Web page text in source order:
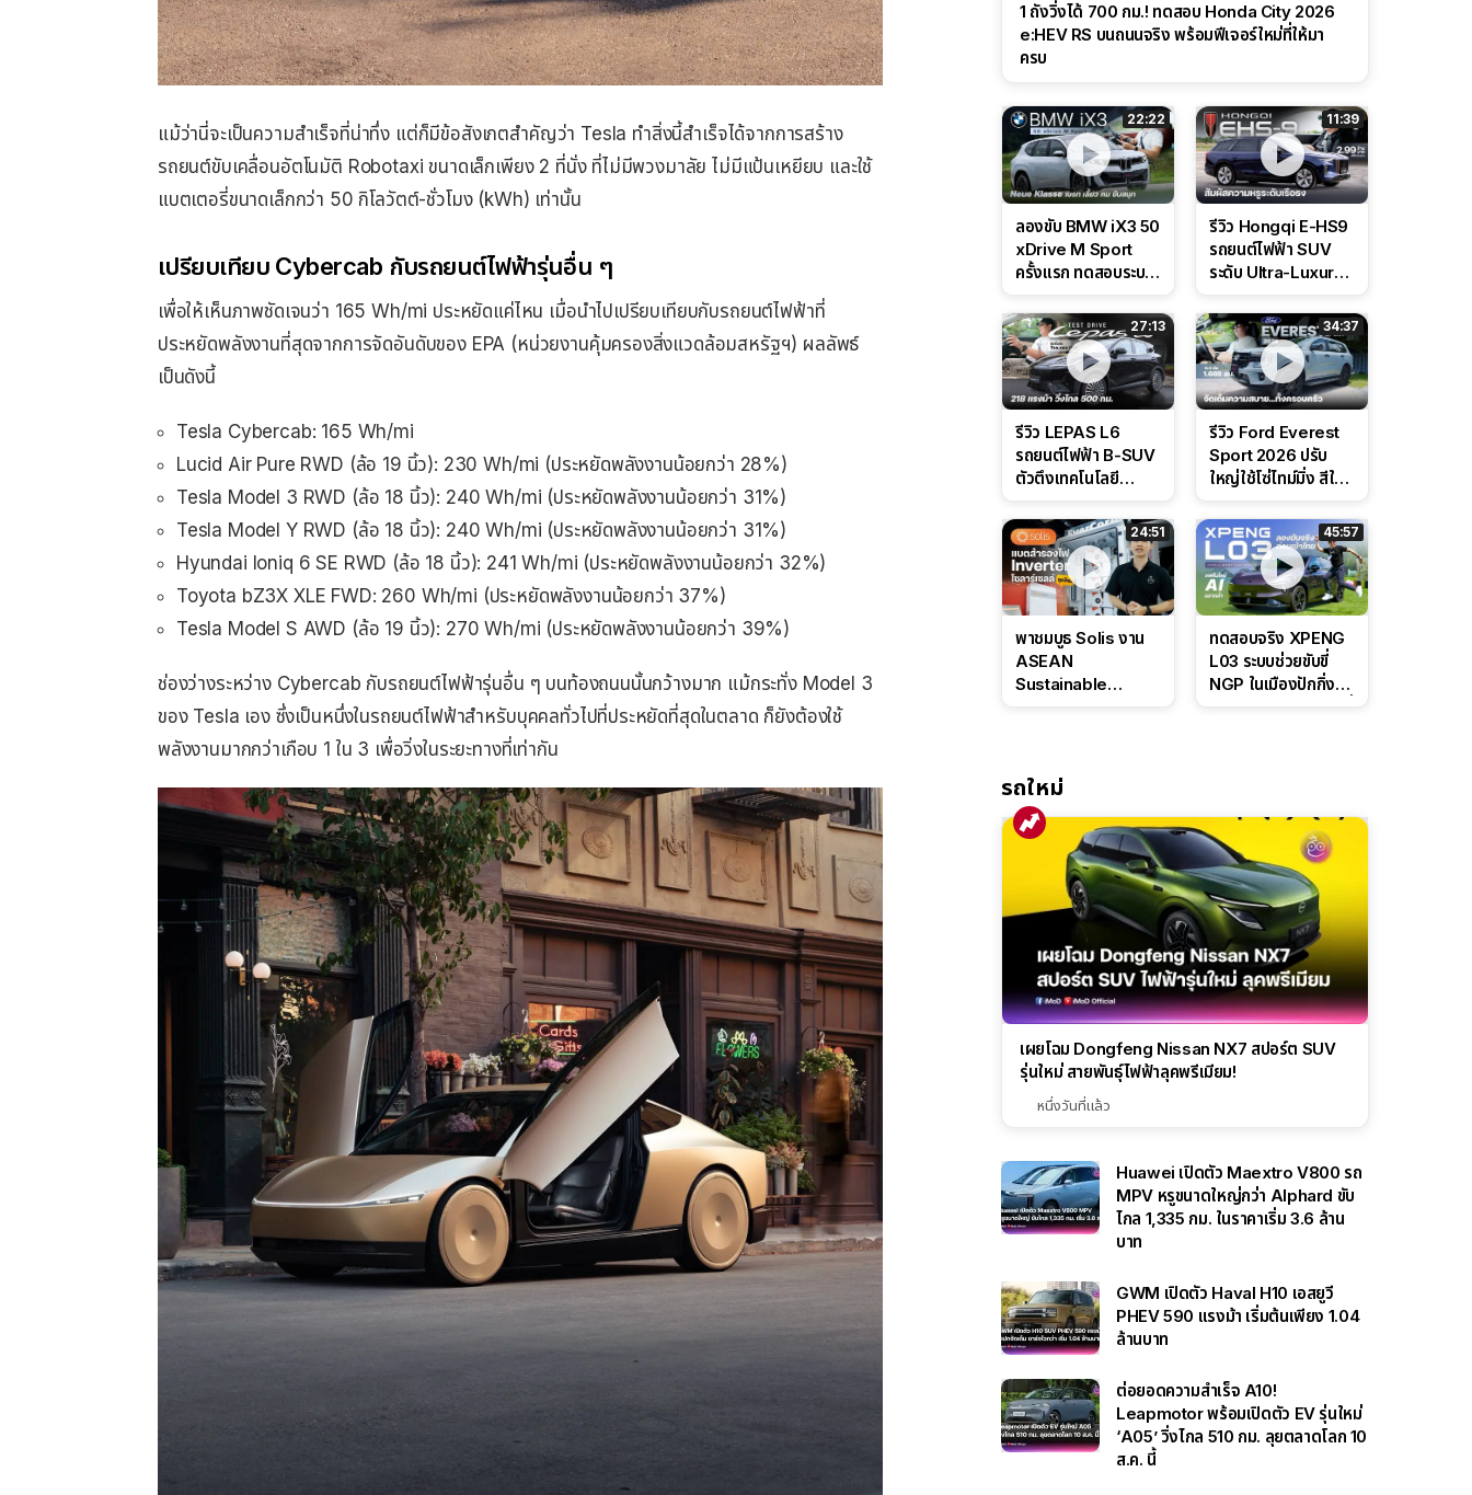
แม้ว่านี่จะเป็นความสำเร็จที่น่าทึ่ง แต่ก็มีข้อสังเกตสำคัญว่า Tesla ทำสิ่งนี้สำเร็จได้จากการสร้าง
รถยนต์ขับเคลื่อนอัตโนมัติ Robotaxi ขนาดเล็กเพียง 2 ที่นั่ง ที่ไม่มีพวงมาลัย ไม่มีแป้นเหยียบ และใช้
แบตเตอรี่ขนาดเล็กกว่า 50 กิโลวัตต์-ชั่วโมง (kWh) เท่านั้น
เปรียบเทียบ Cybercab กับรถยนต์ไฟฟ้ารุ่นอื่น ๆ
เพื่อให้เห็นภาพชัดเจนว่า 165 Wh/mi ประหยัดแค่ไหน เมื่อนำไปเปรียบเทียบกับรถยนต์ไฟฟ้าที่
ประหยัดพลังงานที่สุดจากการจัดอันดับของ EPA (หน่วยงานคุ้มครองสิ่งแวดล้อมสหรัฐฯ) ผลลัพธ์
เป็นดังนี้
Tesla Cybercab: 165 Wh/mi
Lucid Air Pure RWD (ล้อ 19 นิ้ว): 230 Wh/mi (ประหยัดพลังงานน้อยกว่า 28%)
Tesla Model 3 RWD (ล้อ 18 นิ้ว): 240 Wh/mi (ประหยัดพลังงานน้อยกว่า 31%)
Tesla Model Y RWD (ล้อ 18 นิ้ว): 240 Wh/mi (ประหยัดพลังงานน้อยกว่า 31%)
Hyundai Ioniq 6 SE RWD (ล้อ 18 นิ้ว): 241 Wh/mi (ประหยัดพลังงานน้อยกว่า 32%)
Toyota bZ3X XLE FWD: 260 Wh/mi (ประหยัดพลังงานน้อยกว่า 37%)
Tesla Model S AWD (ล้อ 19 นิ้ว): 270 Wh/mi (ประหยัดพลังงานน้อยกว่า 39%)
ช่องว่างระหว่าง Cybercab กับรถยนต์ไฟฟ้ารุ่นอื่น ๆ บนท้องถนนนั้นกว้างมาก แม้กระทั่ง Model 3
ของ Tesla เอง ซึ่งเป็นหนึ่งในรถยนต์ไฟฟ้าสำหรับบุคคลทั่วไปที่ประหยัดที่สุดในตลาด ก็ยังต้องใช้
พลังงานมากกว่าเกือบ 1 ใน 3 เพื่อวิ่งในระยะทางที่เท่ากัน
1 ถังวิ่งได้ 700 กม.! ทดสอบ Honda City 2026
e:HEV RS บนถนนจริง พร้อมฟีเจอร์ใหม่ที่ให้มา
ครบ
22:22
ลองขับ BMW iX3 50
xDrive M Sport
ครั้งแรก ทดสอบระบบ
Performance แบบ
จัดเต็มในสนาม
11:39
รีวิว Hongqi E-HS9
รถยนต์ไฟฟ้า SUV
ระดับ Ultra-Luxury
CDC นุ่มหนึบเหนือ
ระดับ
27:13
รีวิว LEPAS L6
รถยนต์ไฟฟ้า B-SUV
ตัวตึงเทคโนโลยี
ล่างหนึบ ลุ้นราคา 7
แสนต้น
34:37
รีวิว Ford Everest
Sport 2026 ปรับ
ใหญ่ใช้โซ่ไทม์มิ่ง สีใหม่
ดุดันสไตล์ครอบครัว
สายลุย
24:51
พาชมบูธ Solis งาน
ASEAN
Sustainable
IntelliHouse และ
EverCORE โซลูชัน
ESS ครบวงจร
45:57
ทดสอบจริง XPENG
L03 ระบบช่วยขับขี่
NGP ในเมืองปักกิ่ง
รถใหม่
เผยโฉม Dongfeng Nissan NX7 สปอร์ต SUV
รุ่นใหม่ สายพันธุ์ไฟฟ้าลุคพรีเมียม!
หนึ่งวันที่แล้ว
Huawei เปิดตัว Maextro V800 รถ
MPV หรูขนาดใหญ่กว่า Alphard ขับ
ไกล 1,335 กม. ในราคาเริ่ม 3.6 ล้าน
บาท
GWM เปิดตัว Haval H10 เอสยูวี
PHEV 590 แรงม้า เริ่มต้นเพียง 1.04
ล้านบาท
ต่อยอดความสำเร็จ A10!
Leapmotor พร้อมเปิดตัว EV รุ่นใหม่
‘A05’ วิ่งไกล 510 กม. ลุยตลาดโลก 10
ส.ค. นี้